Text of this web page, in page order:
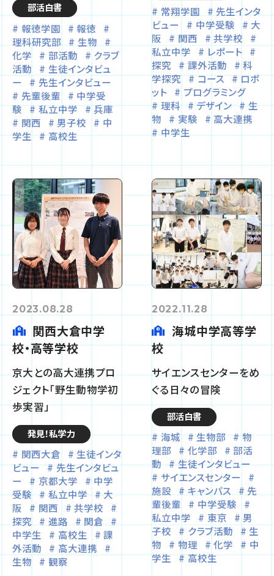
部活白書
報徳学園
報徳
理科研究部
生物
化学
部活動
クラブ
活動
生徒インタビュ
ー
先生インタビュー
先輩後輩
中学受
験
私立中学
兵庫
関西
男子校
中
学生
高校生
常翔学園
先生インタ
ビュー
中学受験
大
阪
関西
共学校
私立中学
レポート
探究
課外活動
科
学探究
コース
ロボ
ット
プログラミング
理科
デザイン
生
物
実験
高大連携
中学生
2023.08.28
関西大倉中学
校・高等学校
京大との高大連携プロ
ジェクト「野生動物学初
歩実習」
発見！私学力
関西大倉
生徒インタ
ビュー
先生インタビュ
ー
京都大学
中学
受験
私立中学
大
阪
関西
共学校
探究
進路
関倉
中学生
高校生
課
外活動
高大連携
生物
観察
2022.11.28
海城中学高等学
校
サイエンスセンターをめ
ぐる日々の冒険
部活白書
海城 生物部
物
理部
化学部
部活
動
生徒インタビュー
サイエンスセンター
施設
キャンパス
先
輩後輩
中学受験
私立中学
東京
男
子校
クラブ活動
生
物
物理 化学
中
学生
高校生